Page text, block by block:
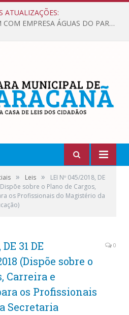
ATUALIZAÇÕES:
VEREADORES SE REUNÉM COM EMPRESA ÁGUAS DO PARÁ, PARA APRESENTAR REIVINDICAÇÕES E MELHORIAS NA QUALIDADE DOS SERVIÇOS OFERECIDOS Á POPULAÇÃO.
» Leis »
LEI Nº 045/2018, DE
sobre o Plano de Cargos,
os Profissionais do Magistério da
31 DE
(Dispõe sobre o
Carreira e
os Profissionais
Secretaria
0